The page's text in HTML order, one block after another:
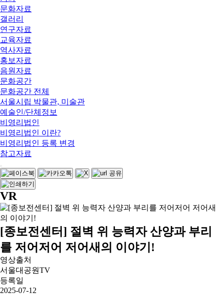
문화자료
갤러리
연구자료
교육자료
역사자료
홍보자료
음원자료
문화공간
문화공간 전체
서울시립 박물관, 미술관
예술인/단체정보
비영리법인
비영리법인 이란?
비영리법인 등록 변경
참고자료
VR
[종보전센터] 절벽 위 능력자 산양과 부리
를 저어저어 저어새의 이야기!
영상출처
서울대공원TV
등록일
2025-07-12